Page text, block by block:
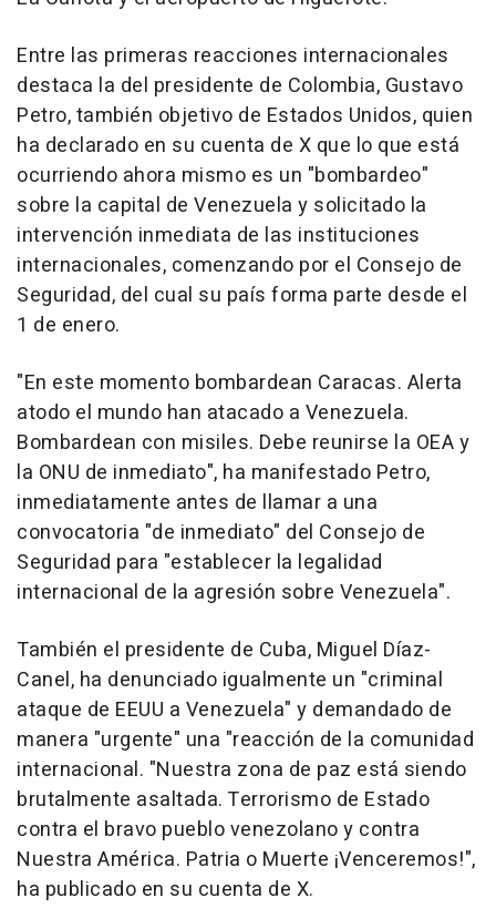
Entre las primeras reacciones internacionales
destaca la del presidente de Colombia, Gustavo
Petro, también objetivo de Estados Unidos, quien
ha declarado en su cuenta de X que lo que está
ocurriendo ahora mismo es un "bombardeo"
sobre la capital de Venezuela y solicitado la
intervención inmediata de las instituciones
internacionales, comenzando por el Consejo de
Seguridad, del cual su país forma parte desde el
1 de enero.
"En este momento bombardean Caracas. Alerta
atodo el mundo han atacado a Venezuela.
Bombardean con misiles. Debe reunirse la OEA y
la ONU de inmediato", ha manifestado Petro,
inmediatamente antes de llamar a una
convocatoria "de inmediato" del Consejo de
Seguridad para "establecer la legalidad
internacional de la agresión sobre Venezuela".
También el presidente de Cuba, Miguel Díaz-
Canel, ha denunciado igualmente un "criminal
ataque de EEUU a Venezuela" y demandado de
manera "urgente" una "reacción de la comunidad
internacional. "Nuestra zona de paz está siendo
brutalmente asaltada. Terrorismo de Estado
contra el bravo pueblo venezolano y contra
Nuestra América. Patria o Muerte ¡Venceremos!",
ha publicado en su cuenta de X.